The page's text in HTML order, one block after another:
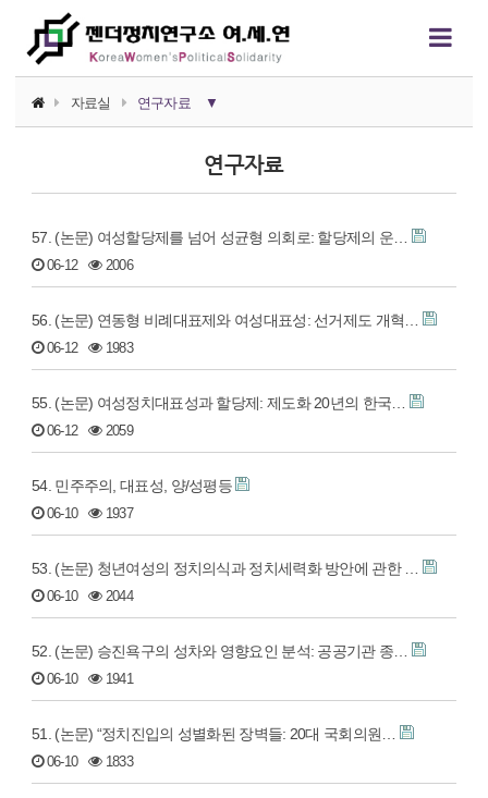
자료실 연구자료 ▼
논평/성명
언론보도
행사자료
카드뉴스
정치에서의 여성폭력
영상자료
연구자료
57. (논문) 여성할당제를 넘어 성균형 의회로: 할당제의 운…
06-12 2006
56. (논문) 연동형 비례대표제와 여성대표성: 선거제도 개혁…
06-12 1983
55. (논문) 여성정치대표성과 할당제: 제도화 20년의 한국…
06-12 2059
54. 민주주의, 대표성, 양/성평등
06-10 1937
53. (논문) 청년여성의 정치의식과 정치세력화 방안에 관한 …
06-10 2044
52. (논문) 승진욕구의 성차와 영향요인 분석: 공공기관 종…
06-10 1941
51. (논문) “정치진입의 성별화된 장벽들: 20대 국회의원…
06-10 1833